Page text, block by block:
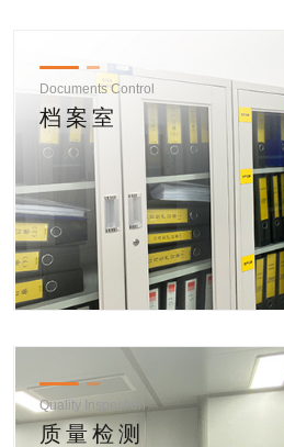
Documents Control
档案室
Quality Inspection
质量检测